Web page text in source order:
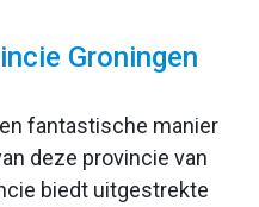
Groningen
fantastische manier
deze provincie van
biedt uitgestrekte